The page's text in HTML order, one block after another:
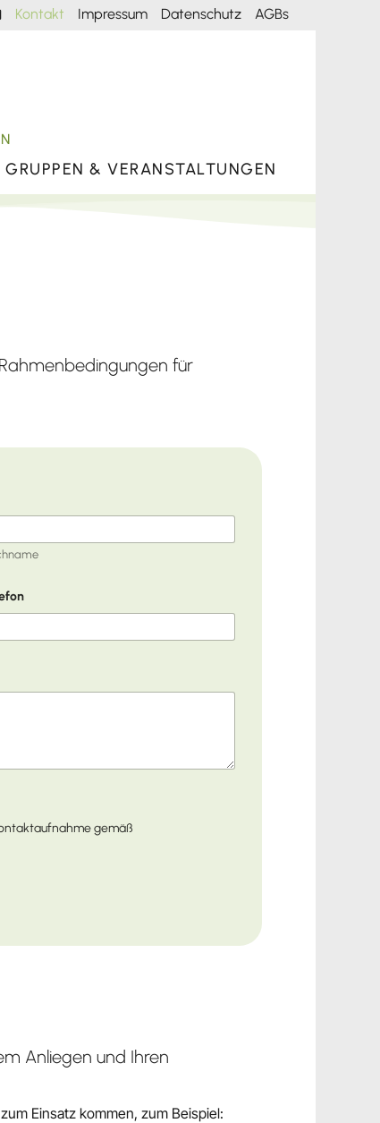
Kontakt Impressum Datenschutz AGBs
GRUPPEN & VERANSTALTUNGEN
für
gemäß
Anliegen und Ihren
Einsatz kommen, zum Beispiel: